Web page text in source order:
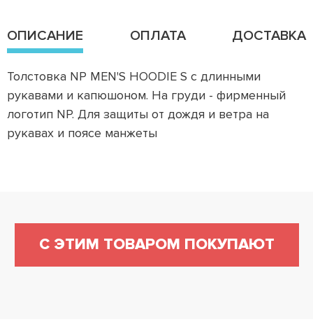
ОПИСАНИЕ ОПЛАТА ДОСТАВКА
Толстовка NP MEN'S HOODIE S с длинными
рукавами и капюшоном. На груди - фирменный
логотип NP. Для защиты от дождя и ветра на
рукавах и поясе манжеты
С ЭТИМ ТОВАРОМ ПОКУПАЮТ